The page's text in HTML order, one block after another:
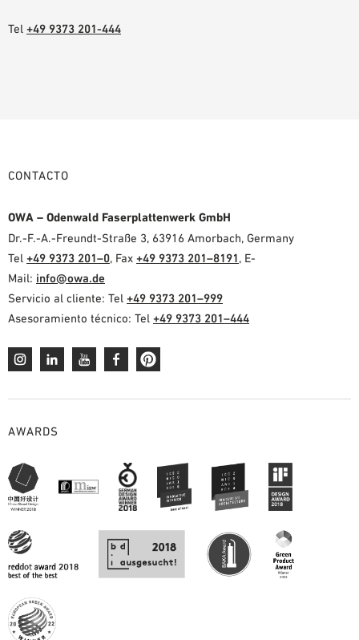
Tel +49 9373 201-444
CONTACTO
OWA – Odenwald Faserplattenwerk GmbH
Dr.-F.-A.-Freundt-Straße 3, 63916 Amorbach, Germany
Tel +49 9373 201–0, Fax +49 9373 201–8191, E-
Mail: info@owa.de
Servicio al cliente: Tel +49 9373 201–999
Asesoramiento técnico: Tel +49 9373 201–444
AWARDS